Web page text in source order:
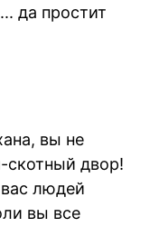
да простит
вы не
скотный двор!
людей
вы все